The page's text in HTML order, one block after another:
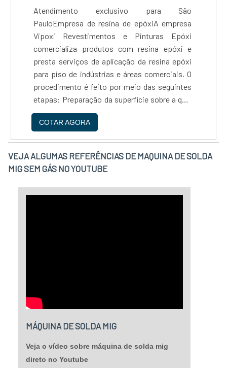
Atendimento exclusivo para São
PauloEmpresa de resina de epóxiA empresa
Vipoxi Revestimentos e Pinturas Epóxi
comercializa produtos com resina epóxi e
presta serviços de aplicação da resina epóxi
para piso de indústrias e áreas comerciais. O
procedimento é feito por meio das seguintes
etapas: Preparação da superfície sobre a qual
será aplicada a resina, Aplicação da resina
epóxi, Aplicação do agente catalisador – para
o endurecimento da resina....
COTAR AGORA
VEJA ALGUMAS REFERÊNCIAS DE MAQUINA DE SOLDA
MIG SEM GÁS NO YOUTUBE
MÁQUINA DE SOLDA MIG
Veja o vídeo sobre máquina de solda mig
direto no Youtube